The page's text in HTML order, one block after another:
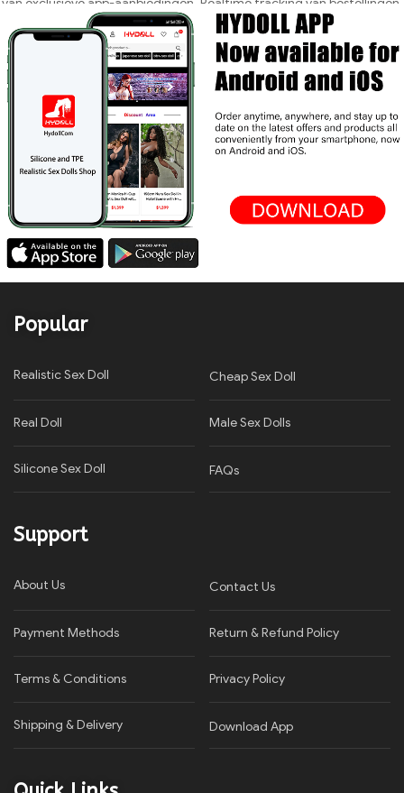
van exclusieve app-aanbiedingen, Realtime tracking van bestellingen,
24/7 Klantenservice en veilig afrekenen – allemaal handig op één plek.
Popular
Realistic Sex Doll Cheap Sex Doll
Real Doll Male Sex Dolls
Silicone Sex Doll FAQs
Support
About Us Contact Us
Payment Methods Return & Refund Policy
Terms & Conditions Privacy Policy​
Shipping & Delivery Download App